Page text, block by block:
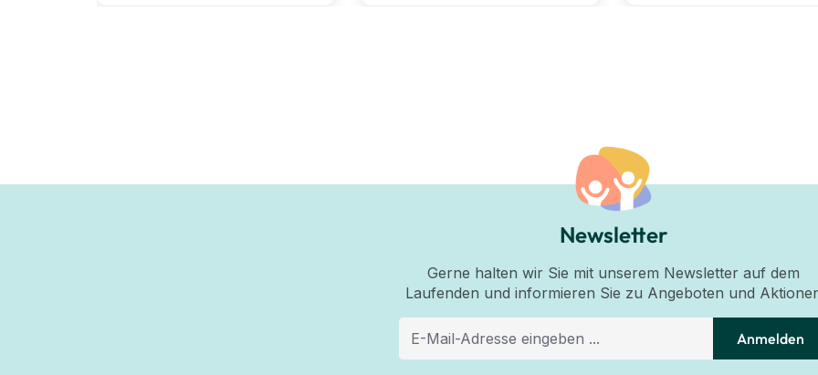
Newsletter
Gerne halten wir Sie mit unserem Newsletter auf dem
Laufenden und informieren Sie zu Angeboten und
Anmelden